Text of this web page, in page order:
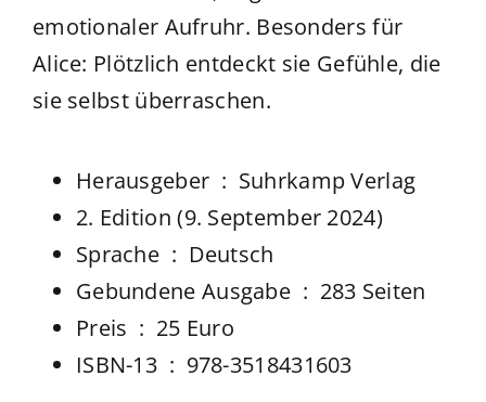
emotionaler Aufruhr. Besonders für
Alice: Plötzlich entdeckt sie Gefühle, die
sie selbst überraschen.
Herausgeber ‏ : ‎ Suhrkamp Verlag
2. Edition (9. September 2024)
Sprache ‏ : ‎ Deutsch
Gebundene Ausgabe ‏ : ‎ 283 Seiten
Preis ‏ : ‎ 25 Euro
ISBN-13 ‏ : ‎ 978-3518431603